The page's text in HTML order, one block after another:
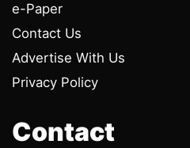
e-Paper
Contact Us
Advertise With Us
Privacy Policy
Contact